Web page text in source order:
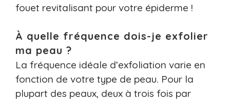
fouet revitalisant pour votre épiderme !
À quelle fréquence dois-je exfolier
ma peau ?
La fréquence idéale d’exfoliation varie en
fonction de votre type de peau. Pour la
plupart des peaux, deux à trois fois par